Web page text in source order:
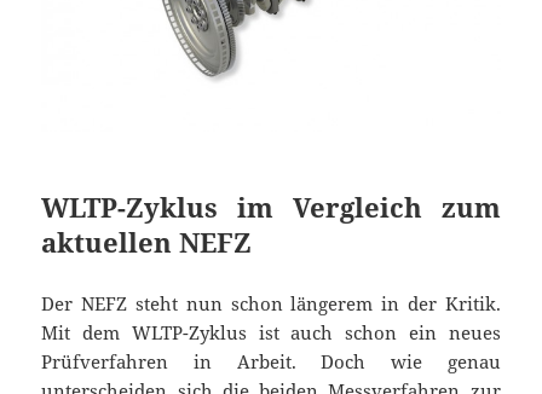
WLTP-Zyklus im Vergleich zum
aktuellen NEFZ
Der NEFZ steht nun schon längerem in der Kritik.
Mit dem WLTP-Zyklus ist auch schon ein neues
Prüfverfahren in Arbeit. Doch wie genau